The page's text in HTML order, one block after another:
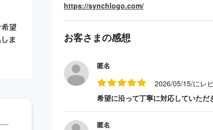
https://synchlogo.com/
お客さまの感想
匿名
2026/05/15/にレ
希望に沿って丁寧に対応していただ
匿名